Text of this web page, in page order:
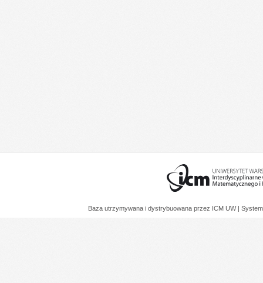
Baza utrzymywana i dystrybuowana przez ICM UW |